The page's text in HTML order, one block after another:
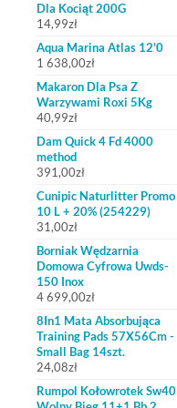
Dla Kociąt 200G
14,99zł
Aqua Marina Atlas 12'0
1 638,00zł
Makaron Dla Psa Z
Warzywami Roxi 5Kg
40,99zł
Dam Quick 4 Fd 4000
method
391,00zł
Cunipic Naturlitter Promo
10 L + 20% (254229)
31,00zł
Borniak Wędzarnia
Domowa Cyfrowa Uwds-
150 Inox
4 699,00zł
8In1 Mata Absorbująca
Training Pads 57X56Cm -
Small Bag 14szt.
24,08zł
Rumpol Kołowrotek Sw40